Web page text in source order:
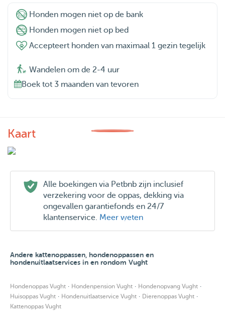
Honden mogen niet op de bank
Honden mogen niet op bed
Accepteert honden van maximaal 1 gezin tegelijk
Wandelen om de 2-4 uur
Boek tot 3 maanden van tevoren
Kaart
Alle boekingen via Petbnb zijn inclusief
verzekering voor de oppas, dekking via
ongevallen garantiefonds en 24/7
klantenservice. Meer weten
Andere kattenoppassen, hondenoppassen en
hondenuitlaatservices in en rondom Vught
Hondenoppas Vught · Hondenpension Vught · Hondenopvang Vught ·
Huisoppas Vught · Hondenuitlaatservice Vught · Dierenoppas Vught ·
Kattenoppas Vught